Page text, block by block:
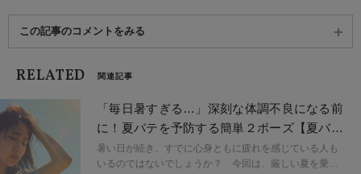
この記事のコメントをみる
RELATED 関連記事
「毎日暑すぎる…」深刻な体調不良になる前
に！夏バテを予防する簡単２ポーズ【夏バテ
度チェック付き】
暑い日が続き、すでに心身ともに疲れを感じている人も
いるのではないでしょうか？ 今回は、厳しい夏を乗り